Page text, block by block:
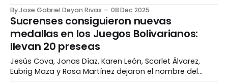
delegación nacional obtuvo un total de 311 medallas
(104 de oro, 92 de plata y 115 de bronce), siendo
superada únicamente por Colombia, que consiguió
By Jose Gabriel Deyan Rivas 08 Dec 2025
Sucrenses consiguieron nuevas
medallas en los Juegos Bolivarianos:
llevan 20 preseas
Jesús Cova, Jonas Díaz, Karen León, Scarlet Álvarez,
Eubrig Maza y Rosa Martínez dejaron el nombre del